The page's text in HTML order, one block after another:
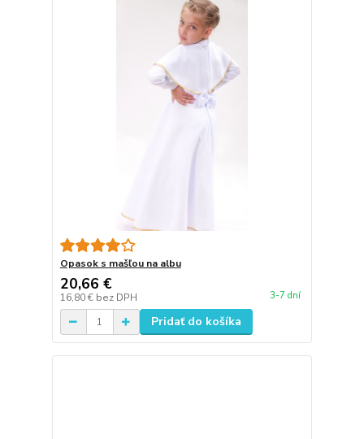
Opasok s mašľou na albu
20,66 €
16,80 € bez DPH 3-7 dní
Pridať do košíka